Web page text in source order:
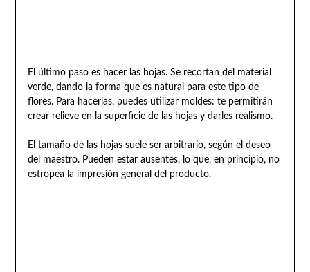
El último paso es hacer las hojas. Se recortan del material
verde, dando la forma que es natural para este tipo de
flores. Para hacerlas, puedes utilizar moldes: te permitirán
crear relieve en la superficie de las hojas y darles realismo.
El tamaño de las hojas suele ser arbitrario, según el deseo
del maestro. Pueden estar ausentes, lo que, en principio, no
estropea la impresión general del producto.